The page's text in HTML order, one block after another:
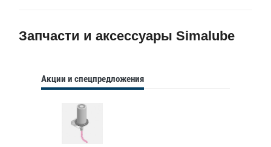
Запчасти и аксессуары Simalube
Акции и спецпредложения